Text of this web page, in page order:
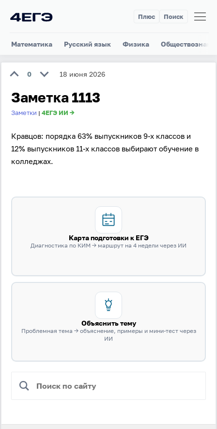
Плюс Поиск
Математика Русский язык Физика
0 18 июня 2026
Заметка 1113
Заметки | 4ЕГЭ ИИ →
Кравцов: порядка 63% выпускников 9-х классов и
12% выпускников 11-х классов выбирают обучение в
колледжах.
Карта подготовки к ЕГЭ
Диагностика по КИМ → маршрут на 4 недели через ИИ
Объяснить тему
Проблемная тема → объяснение, примеры и мини-тест через
ИИ